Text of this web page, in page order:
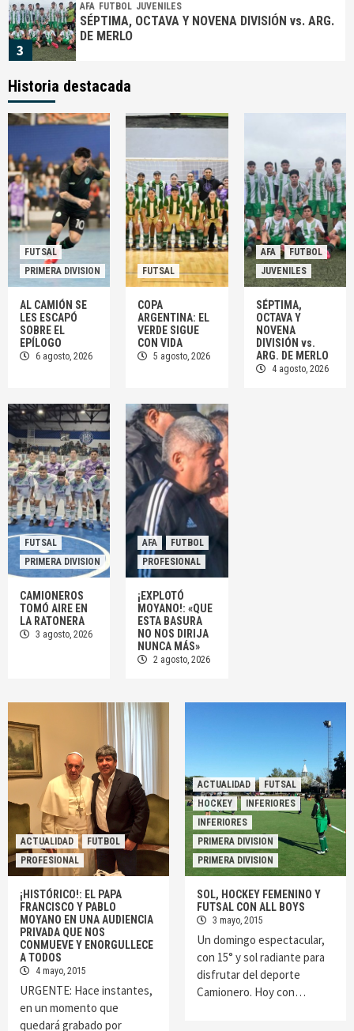
3
AFA FUTBOL JUVENILES
SÉPTIMA, OCTAVA Y NOVENA DIVISIÓN vs. ARG.
DE MERLO
CAMIONEROS TOMÓ AIRE EN LA RATONERA
5
AFA FUTBOL PROFESIONAL
¡EXPLOTÓ MOYANO!: «QUE ESTA BASURA NO
NOS DIRIJA NUNCA MÁS»
1
FUTSAL PRIMERA DIVISION
2
3
AFA FUTBOL JUVENILES
SÉPTIMA, OCTAVA Y NOVENA DIVISIÓN vs. ARG.
DE MERLO
Historia destacada
FUTSAL
PRIMERA DIVISION
AL CAMIÓN SE
LES ESCAPÓ
SOBRE EL
EPÍLOGO
6 agosto, 2026
FUTSAL
COPA
ARGENTINA: EL
VERDE SIGUE
CON VIDA
5 agosto, 2026
AFA
FUTBOL
JUVENILES
SÉPTIMA,
OCTAVA Y
NOVENA
DIVISIÓN vs.
ARG. DE MERLO
4 agosto, 2026
FUTSAL
PRIMERA DIVISION
CAMIONEROS
TOMÓ AIRE EN
LA RATONERA
3 agosto, 2026
AFA
FUTBOL
PROFESIONAL
¡EXPLOTÓ
MOYANO!: «QUE
ESTA BASURA
NO NOS DIRIJA
NUNCA MÁS»
2 agosto, 2026
ACTUALIDAD
FUTBOL
PROFESIONAL
¡HISTÓRICO!: EL PAPA
FRANCISCO Y PABLO
MOYANO EN UNA AUDIENCIA
PRIVADA QUE NOS
CONMUEVE Y ENORGULLECE
A TODOS
4 mayo, 2015
URGENTE: Hace instantes,
en un momento que
quedará grabado por
ACTUALIDAD
FUTSAL
HOCKEY
INFERIORES
INFERIORES
PRIMERA DIVISION
PRIMERA DIVISION
SOL, HOCKEY FEMENINO Y
FUTSAL CON ALL BOYS
3 mayo, 2015
Un domingo espectacular,
con 15° y sol radiante para
disfrutar del deporte
Camionero. Hoy con…